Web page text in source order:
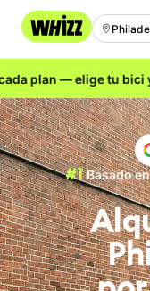
Alquiler
Comprar
Usado
Reparación
Referidos
Acerca
plan — elige tu bici y
#1 Basado